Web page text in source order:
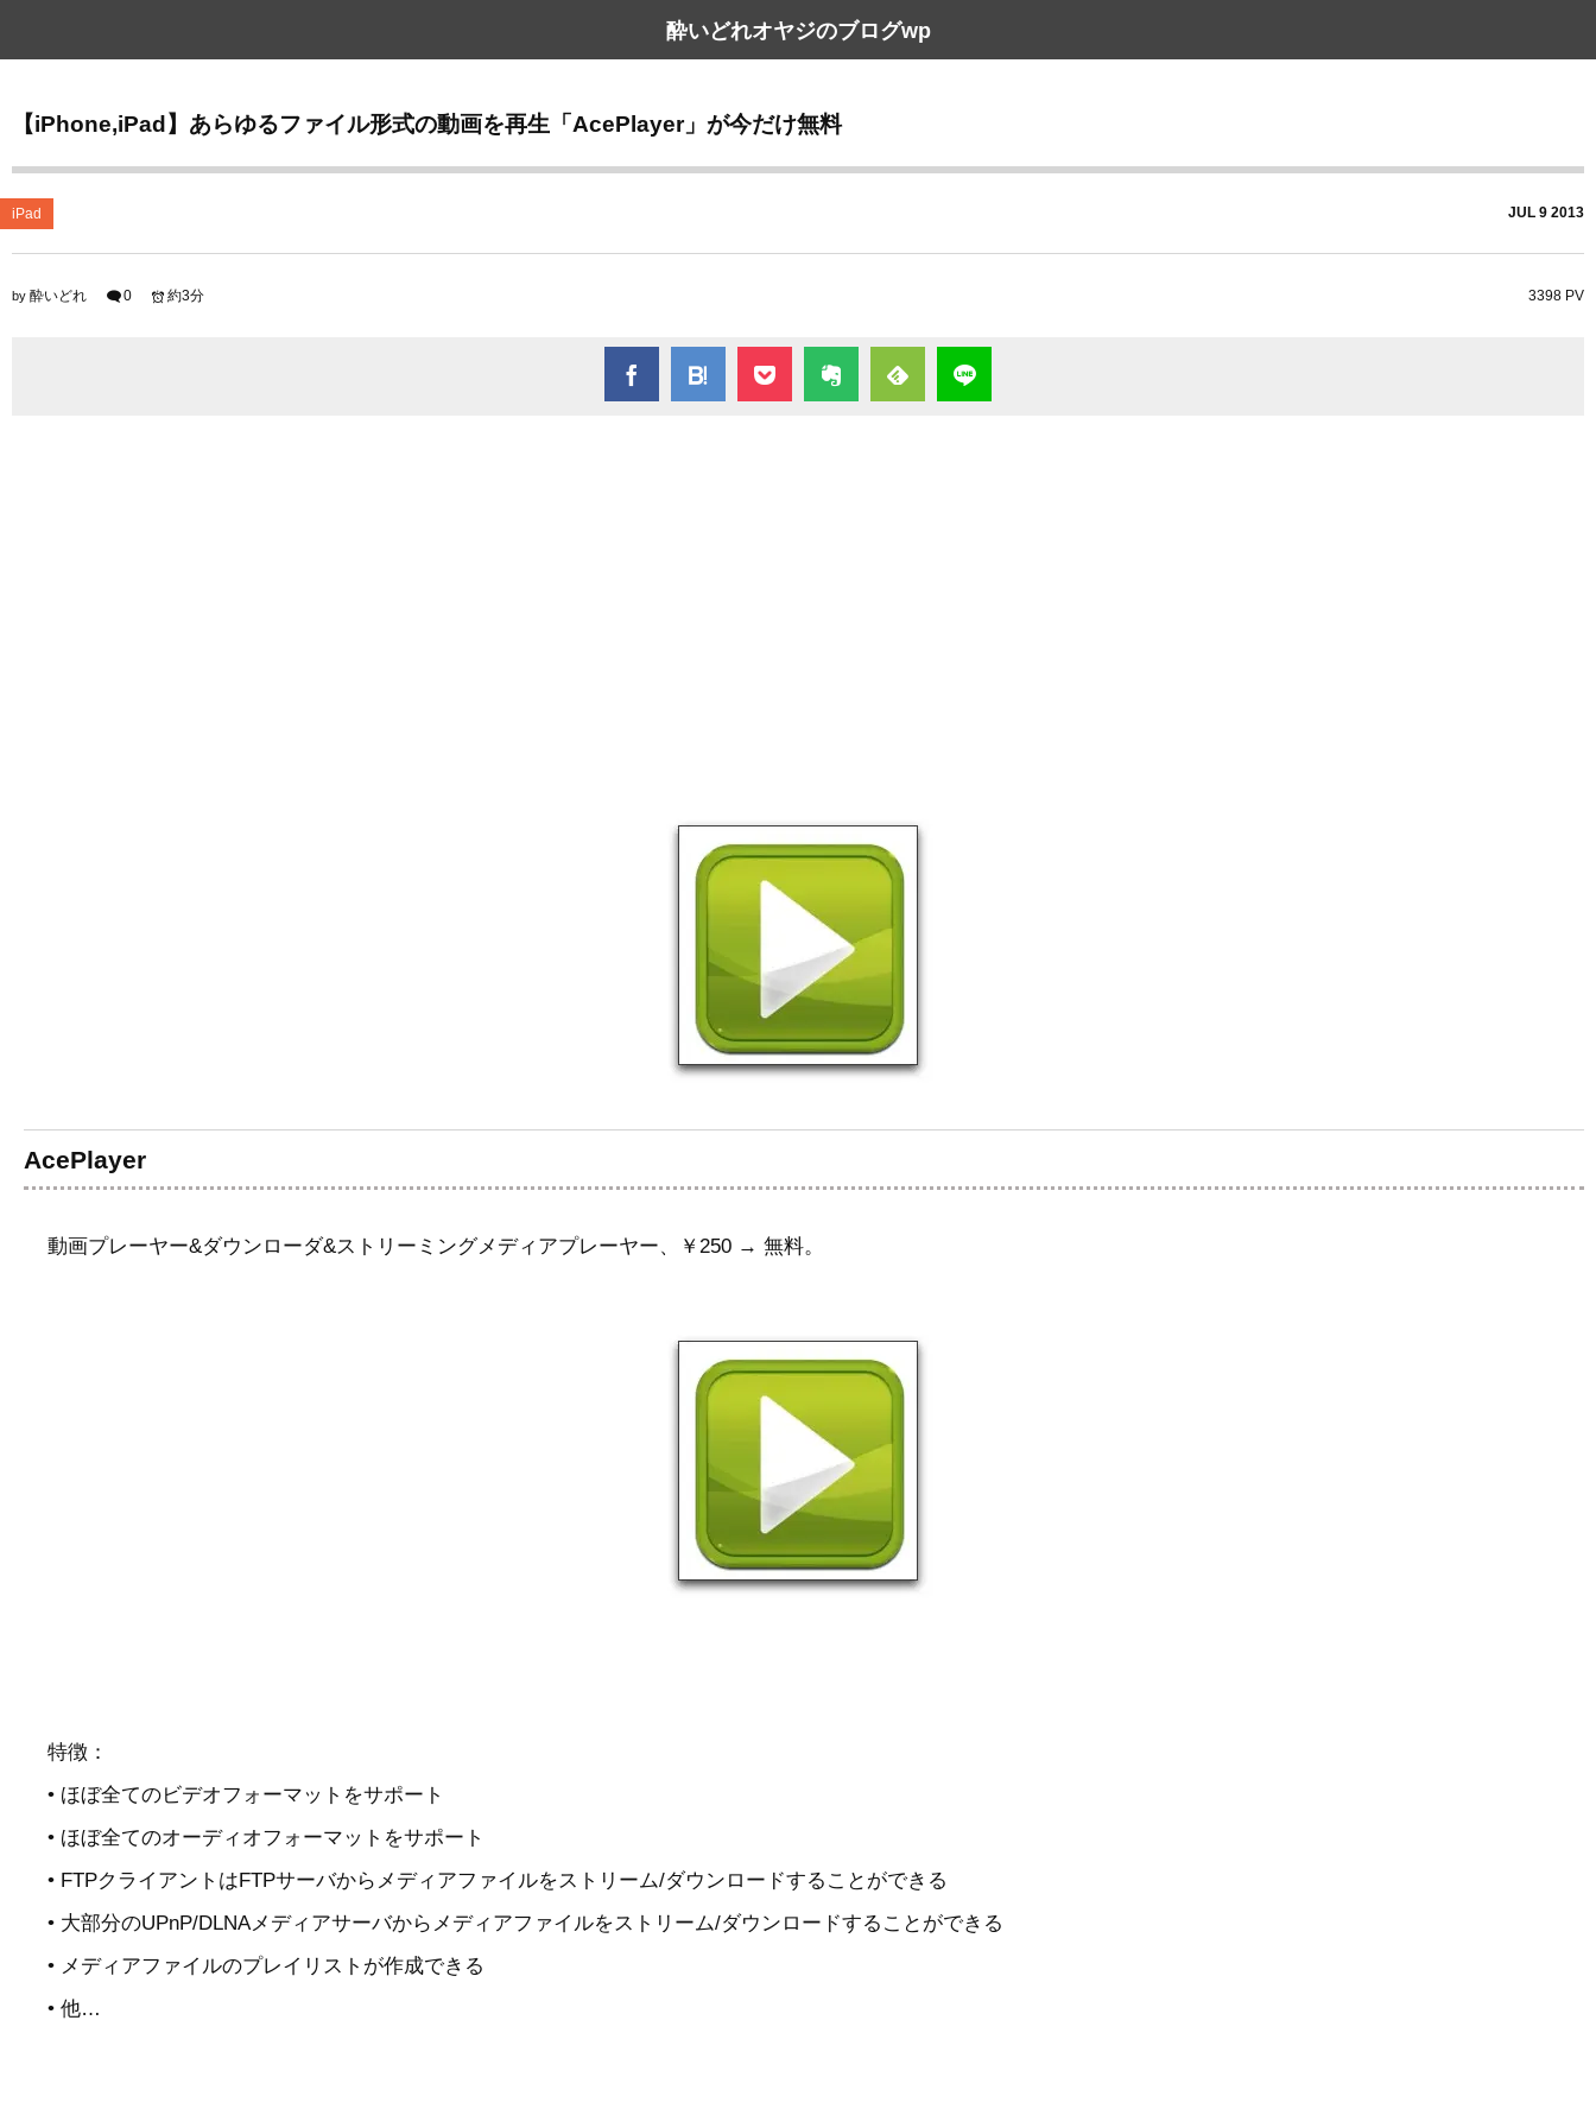
酔いどれオヤジのブログwp
【iPhone,iPad】あらゆるファイル形式の動画を再生「AcePlayer」が今だけ無料
iPad JUL 9 2013
by 酔いどれ 0 3398 PV
約3分
AcePlayer
動画プレーヤー&ダウンローダ&ストリーミングメディアプレーヤー、￥250 → 無料。
特徴：
• ほぼ全てのビデオフォーマットをサポート
• ほぼ全てのオーディオフォーマットをサポート
• FTPクライアントはFTPサーバからメディアファイルをストリーム/ダウンロードすることができる
• 大部分のUPnP/DLNAメディアサーバからメディアファイルをストリーム/ダウンロードすることができる
• メディアファイルのプレイリストが作成できる
• 他…